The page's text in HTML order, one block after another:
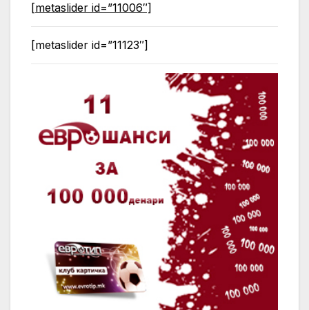
[metaslider id=”11006″]
[metaslider id=”11123″]